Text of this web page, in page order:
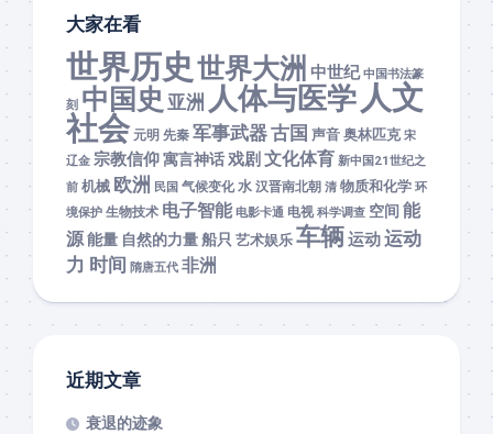
大家在看
世界历史 世界大洲 中世纪 中国书法篆
刻 中国史 亚洲 人体与医学人文
社会 元明 先秦 军事武器古国 声音 奥林匹克 宋
辽金 宗教信仰寓言神话戏剧 文化体育 新中国21世纪之
前 机械 欧洲 民国 气候变化 水 汉晋南北朝 清 物质和化学 环
境保护 生物技术 电子智能 电影卡通 电视 科学调查 空间 能
源能量 自然的力量船只 艺术娱乐 车辆运动运动
力 时间
隋唐五代 非洲
近期文章
衰退的迹象